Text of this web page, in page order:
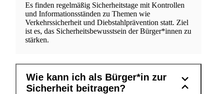
Es finden regelmäßig Sicherheitstage mit Kontrollen
und Informationsständen zu Themen wie
Verkehrssicherheit und Diebstahlprävention statt. Ziel
ist es, das Sicherheitsbewusstsein der Bürger*innen zu
stärken.
Wie kann ich als Bürger*in zur
Sicherheit beitragen?